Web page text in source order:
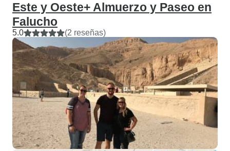
Este y Oeste+ Almuerzo y Paseo en
Falucho
5.0 (2 reseñas)